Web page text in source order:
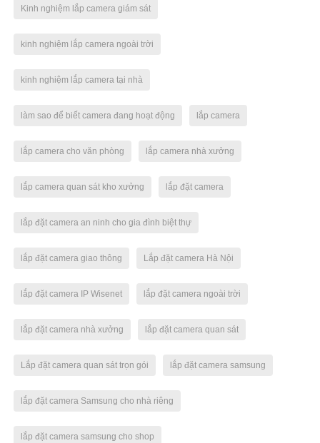
Kinh nghiệm lắp camera giám sát
kinh nghiệm lắp camera ngoài trời
kinh nghiệm lắp camera tại nhà
làm sao để biết camera đang hoạt động lắp camera
lắp camera cho văn phòng lắp camera nhà xưởng
lắp camera quan sát kho xưởng lắp đặt camera
lắp đặt camera an ninh cho gia đình biệt thự
lắp đặt camera giao thông Lắp đặt camera Hà Nội
lắp đặt camera IP Wisenet lắp đặt camera ngoài trời
lắp đặt camera nhà xưởng lắp đặt camera quan sát
Lắp đặt camera quan sát trọn gói lắp đặt camera samsung
lắp đặt camera Samsung cho nhà riêng
lắp đặt camera samsung cho shop